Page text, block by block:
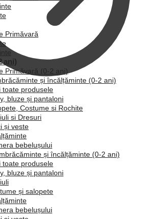
Primăvară
ani)
Primăvară (0-2 ani)
și încălțăminte (0-2 ani)
toate produsele
bluze și pantaloni
Costume si Rochite
si Dresuri
și veste
bebelușului
și încălțăminte (0-2 ani)
toate produsele
bluze și pantaloni
și salopete
bebelușului